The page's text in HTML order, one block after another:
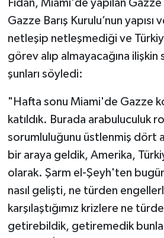
Fidan, Miami'de yapılan
Gazze Barış Kurulu’nun yapısı
netleşip netleşmediği ve
görev alıp almayacağına ilişkin
şunları söyledi:
"Hafta sonu Miami'de Gazze
katıldık. Burada arabuluculuk
sorumluluğunu üstlenmiş dört
bir araya geldik, Amerika,
olarak. Şarm el-Şeyh'ten
nasıl gelişti, ne türden
karşılaştığımız krizlere ne
getirebildik, getiremedik